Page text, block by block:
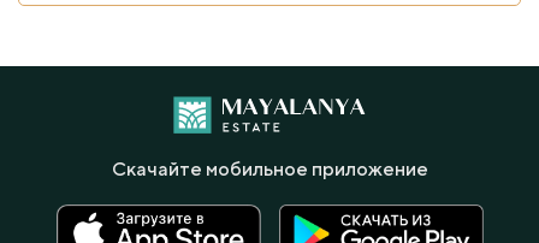
Скачайте мобильное приложение